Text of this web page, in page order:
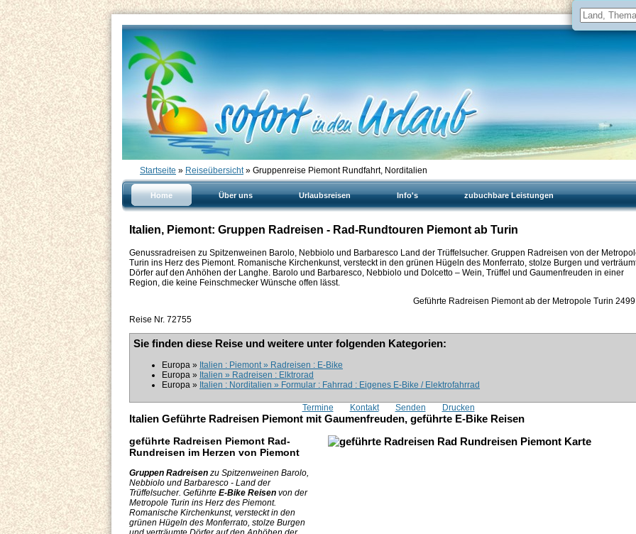
Startseite » Reiseübersicht» Gruppenreise Piemont Rundfahrt, Norditalien
Home Über uns Urlaubsreisen Info's zubuchbare Leistungen
Italien, Piemont: Gruppen Radreisen - Rad-Rundtouren Piemont ab Turin
Genussradreisen zu Spitzenweinen Barolo, Nebbiolo und Barbaresco Land der Trüffelsucher. Gruppen Radreisen von der
Turin ins Herz des Piemont. Romanische Kirchenkunst, versteckt in den grünen Hügeln des Monferrato, stolze Burgen und
Dörfer auf den Anhöhen der Langhe. Barolo und Barbaresco, Nebbiolo und Dolcetto – Wein, Trüffel und Gaumenfreuden in einer
Region, die keine Feinschmecker Wünsche offen lässt.
Geführte Radreisen Piemont ab der Metropole Turin
Reise Nr. 72755
Sie finden diese Reise und weitere unter folgenden Kategorien:
Europa » Italien : Piemont » Radreisen : E-Bike
Europa » Italien » Radreisen : Elktrorad
Europa » Italien : Norditalien » Formular : Fahrrad : Eigenes E-Bike / Elektrofahrrad
Termine Kontakt Senden Drucken
Italien Geführte Radreisen Piemont mit Gaumenfreuden, geführte E-Bike Reisen
geführte Radreisen Piemont Rad-
Rundreisen im Herzen von Piemont
Gruppen Radreisen zu Spitzenweinen Barolo,
Nebbiolo und Barbaresco - Land der
Trüffelsucher. Geführte E-Bike Reisen von der
Metropole Turin ins Herz des Piemont.
Romanische Kirchenkunst, versteckt in den
grünen Hügeln des Monferrato, stolze Burgen